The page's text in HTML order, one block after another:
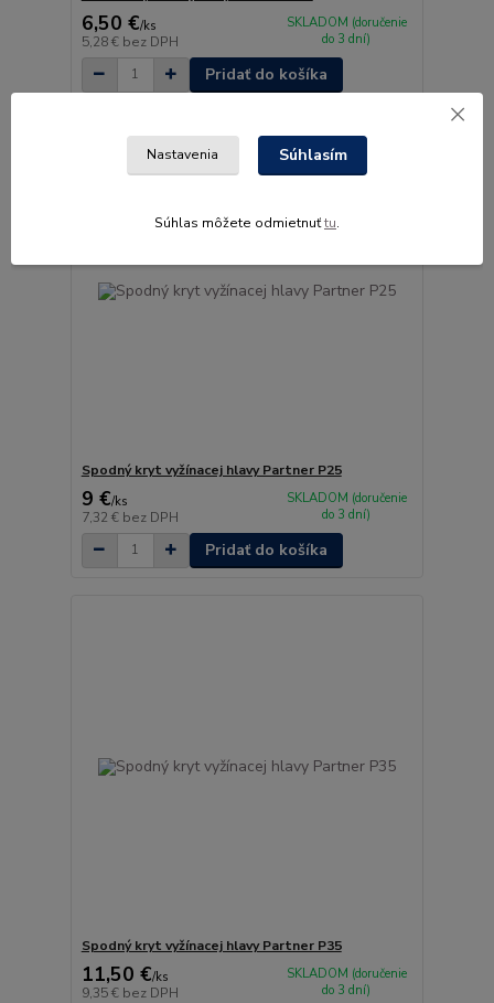
6,50 €/ks
5,28 € bez DPH
SKLADOM (doručenie
do 3 dní)
Pridať do košíka
Spodný kryt vyžínacej hlavy Partner P25
9 €/ks
7,32 € bez DPH
SKLADOM (doručenie
do 3 dní)
Pridať do košíka
Spodný kryt vyžínacej hlavy Partner P35
11,50 €/ks
9,35 € bez DPH
SKLADOM (doručenie
do 3 dní)
Nastavenia Súhlasím
Súhlas môžete odmietnuťtu.